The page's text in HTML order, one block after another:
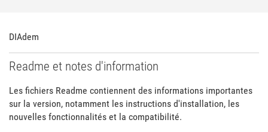
DIAdem
Readme et notes d'information
Les fichiers Readme contiennent des informations importantes
sur la version, notamment les instructions d'installation, les
nouvelles fonctionnalités et la compatibilité.